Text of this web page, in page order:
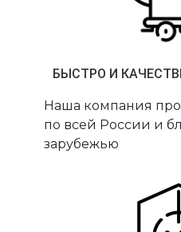
БЫСТРО И
Наша компания
по всей России и
зарубежью